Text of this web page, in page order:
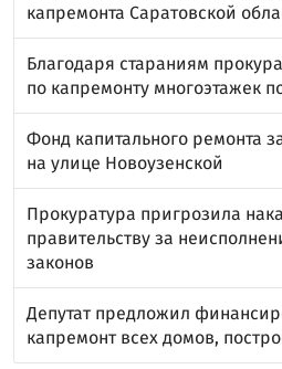
капремонта Саратовской
Благодаря стараниям
по капремонту многоэтажек
Фонд капитального ремонта
на улице Новоузенской
Прокуратура пригрозила
правительству за
законов
Депутат предложил
капремонт всех домов,